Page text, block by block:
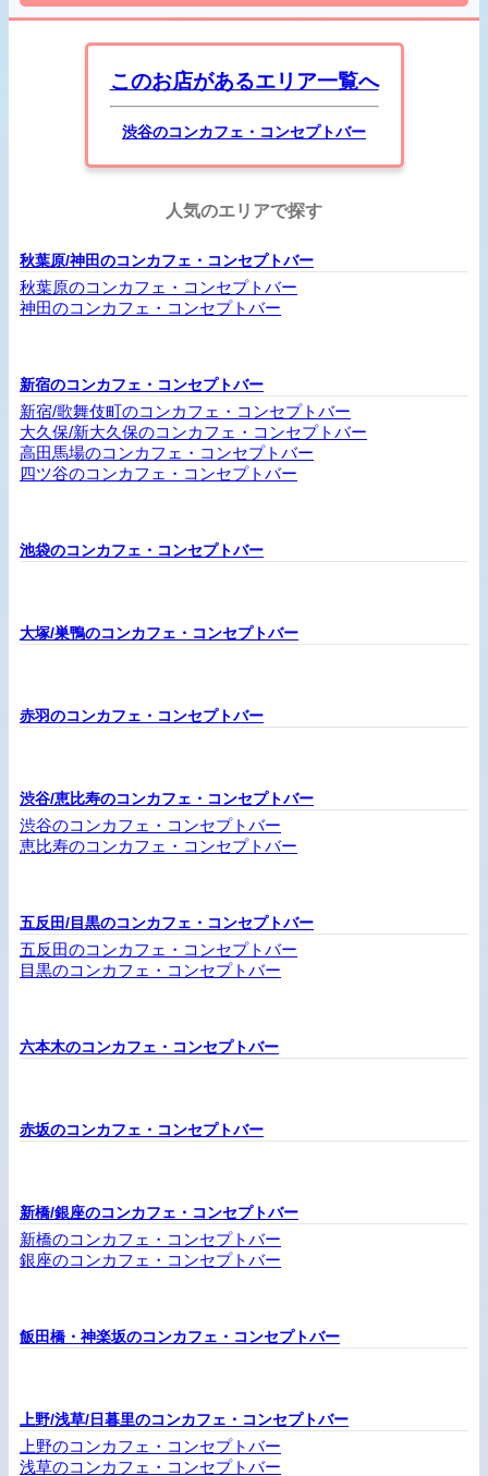
このお店があるエリア一覧へ
渋谷のコンカフェ・コンセプトバー
人気のエリアで探す
秋葉原/神田のコンカフェ・コンセプトバー
秋葉原のコンカフェ・コンセプトバー
神田のコンカフェ・コンセプトバー
新宿のコンカフェ・コンセプトバー
新宿/歌舞伎町のコンカフェ・コンセプトバー
大久保/新大久保のコンカフェ・コンセプトバー
高田馬場のコンカフェ・コンセプトバー
四ツ谷のコンカフェ・コンセプトバー
池袋のコンカフェ・コンセプトバー
大塚/巣鴨のコンカフェ・コンセプトバー
赤羽のコンカフェ・コンセプトバー
渋谷/恵比寿のコンカフェ・コンセプトバー
渋谷のコンカフェ・コンセプトバー
恵比寿のコンカフェ・コンセプトバー
五反田/目黒のコンカフェ・コンセプトバー
五反田のコンカフェ・コンセプトバー
目黒のコンカフェ・コンセプトバー
六本木のコンカフェ・コンセプトバー
赤坂のコンカフェ・コンセプトバー
新橋/銀座のコンカフェ・コンセプトバー
新橋のコンカフェ・コンセプトバー
銀座のコンカフェ・コンセプトバー
飯田橋・神楽坂のコンカフェ・コンセプトバー
上野/浅草/日暮里のコンカフェ・コンセプトバー
上野のコンカフェ・コンセプトバー
浅草のコンカフェ・コンセプトバー